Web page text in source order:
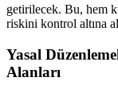
getirilecek. Bu, hem
riskini kontrol altına
Yasal
Alanları